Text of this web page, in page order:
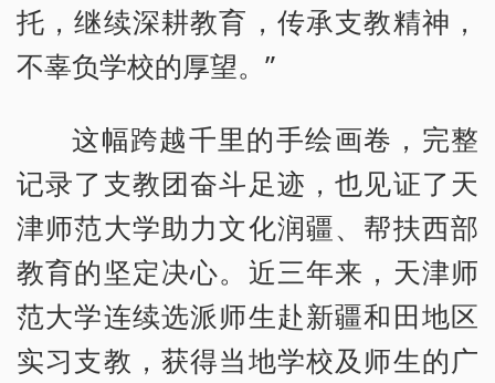
托，继续深耕教育，传承支教精神，
不辜负学校的厚望。”
这幅跨越千里的手绘画卷，完整
记录了支教团奋斗足迹，也见证了天
津师范大学助力文化润疆、帮扶西部
教育的坚定决心。近三年来，天津师
范大学连续选派师生赴新疆和田地区
实习支教，获得当地学校及师生的广